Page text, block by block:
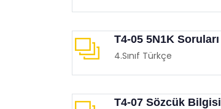
T4-05 5N1K Soruları
4.Sınıf Türkçe
T4-07 Sözcük Bilgisi